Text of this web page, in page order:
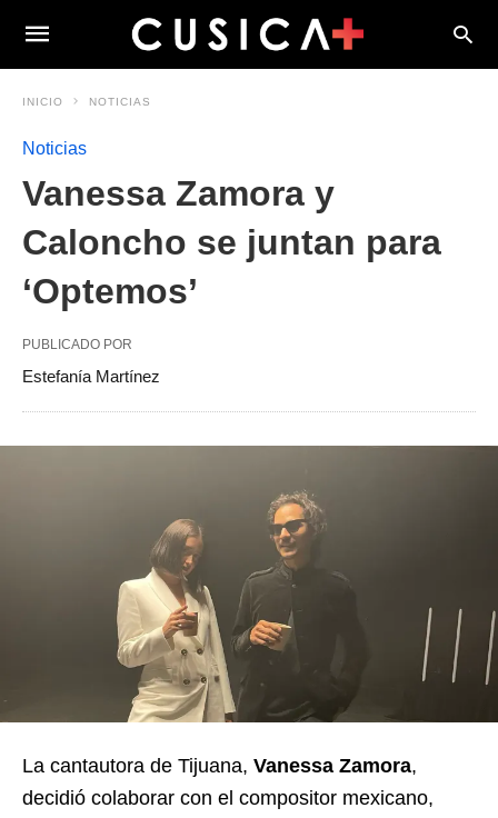
INICIO NOTICIAS
Noticias
Vanessa Zamora y
Caloncho se juntan para
‘Optemos’
PUBLICADO POR
Estefanía Martínez
La cantautora de Tijuana, Vanessa Zamora,
decidió colaborar con el compositor mexicano,